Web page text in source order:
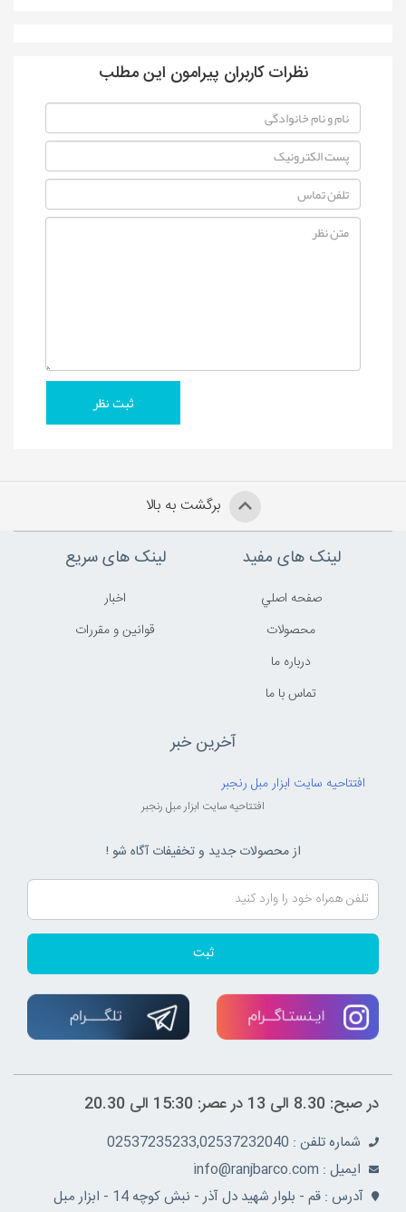
نظرات کاربران پیرامون این مطلب
برگشت به بالا
لینک های مفید
صفحه اصلي
محصولات
درباره ما
تماس با ما
لینک های سریع
اخبار
قوانين و مقررات
آخرین خبر
افتتاحیه سایت ابزار مبل رنجبر
افتتاحیه سایت ابزار مبل رنجبر
از محصولات جدید و تخفیفات آگاه شو !
ثبت
در صبح: 8.30 الی 13 در عصر: 15:30 الی 20.30
شماره تلفن : 02537235233,02537232040
ايميل : info@ranjbarco.com
آدرس : قم - بلوار شهید دل آذر - نبش کوچه 14 - ابزار مبل